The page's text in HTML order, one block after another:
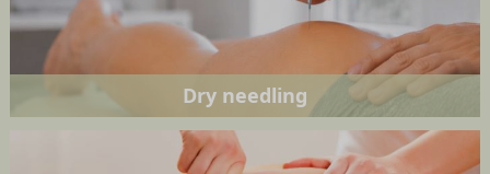
Dry needling